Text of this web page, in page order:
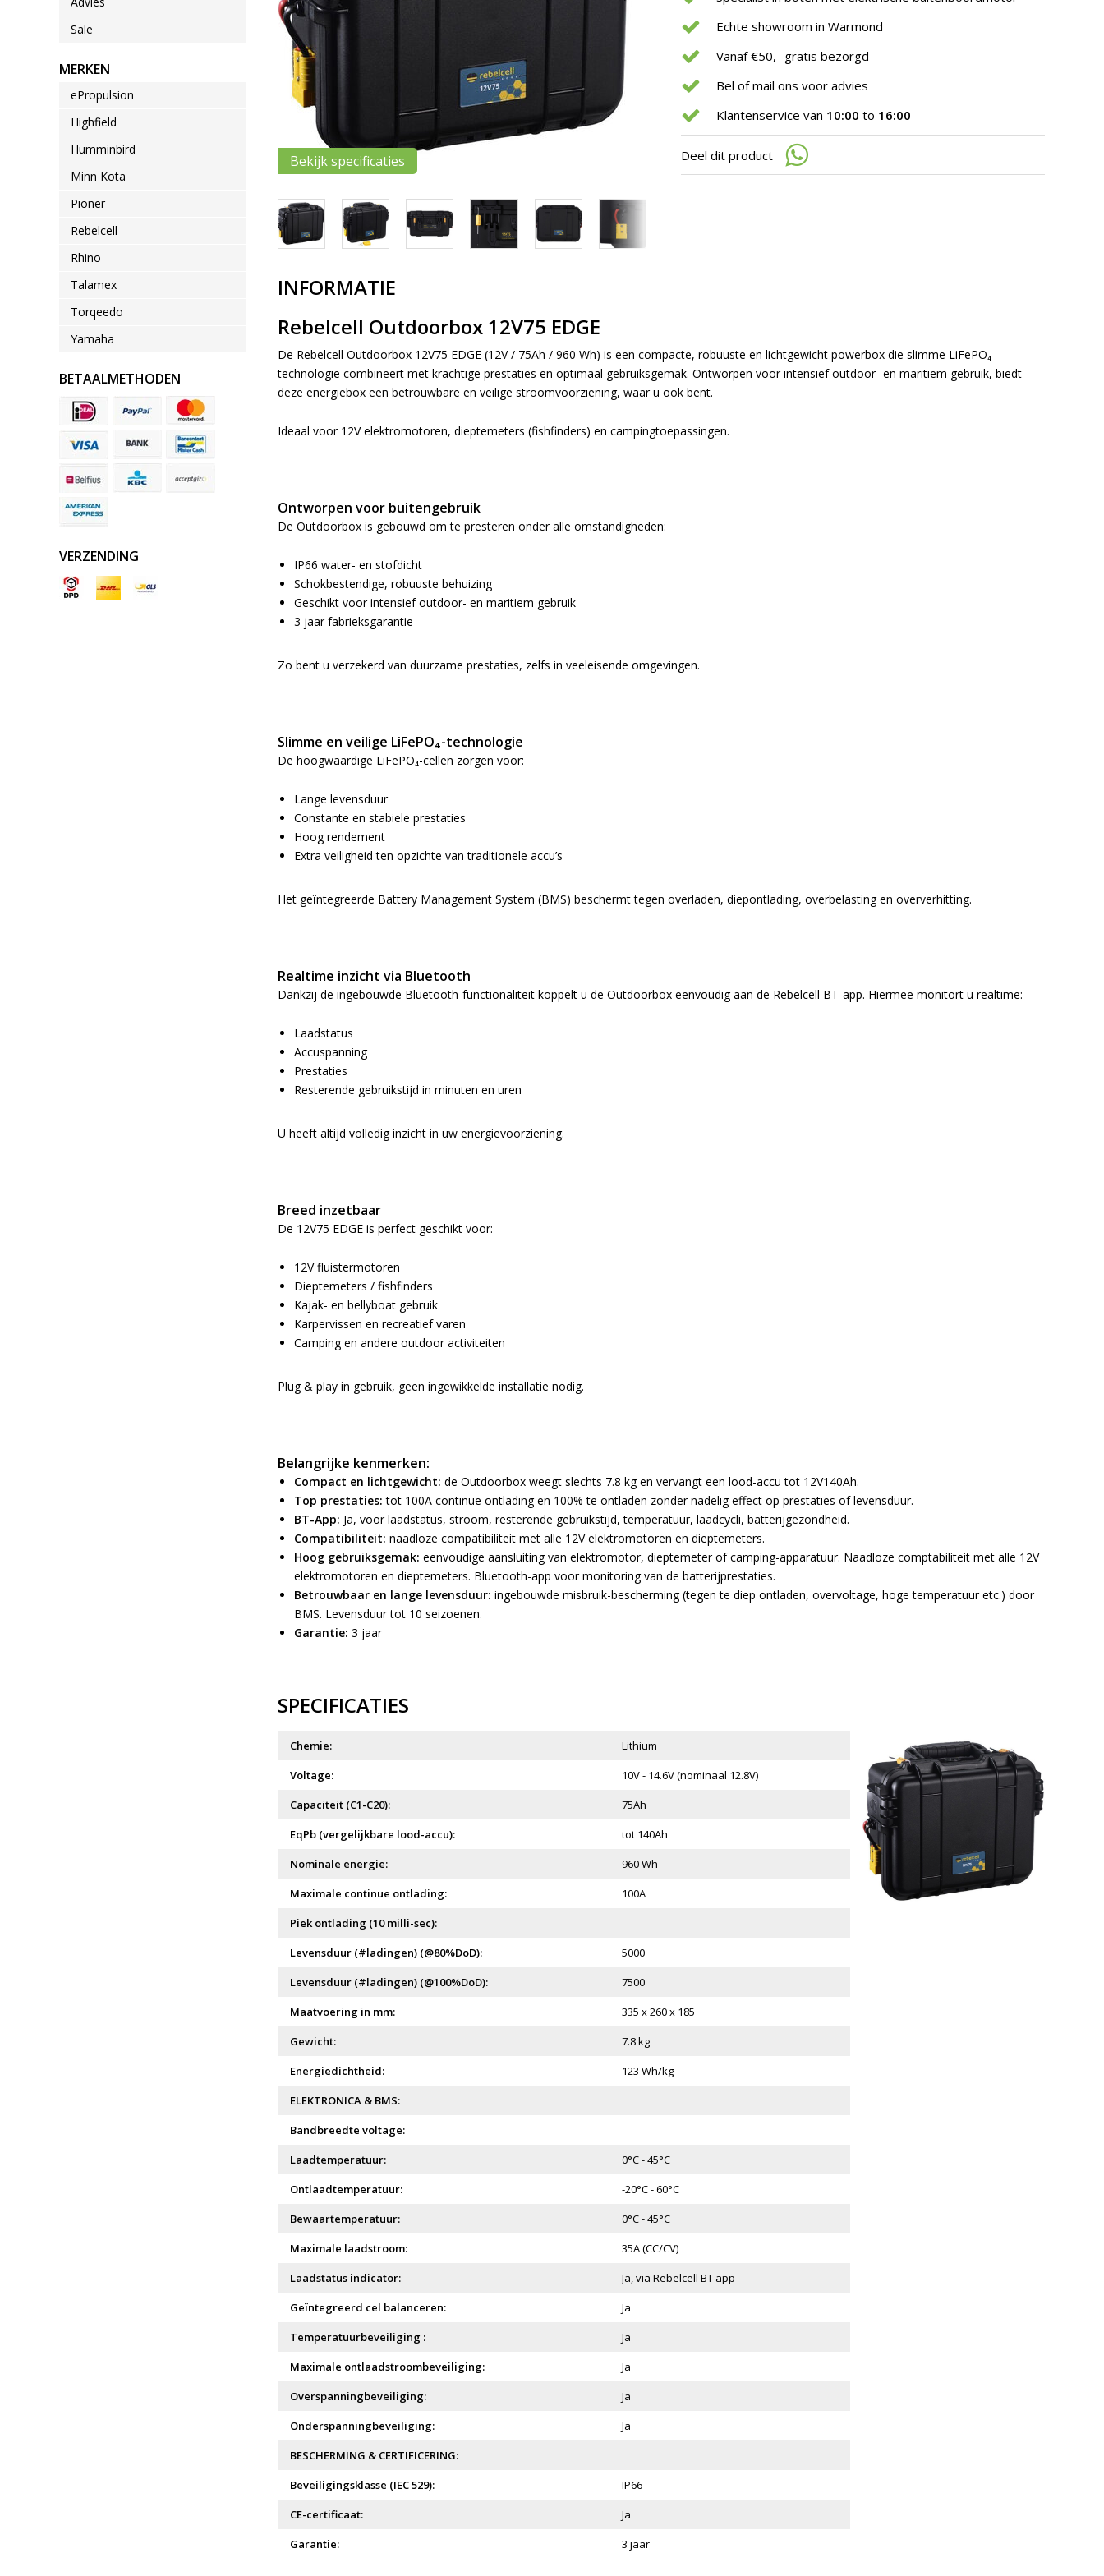
Als
met
aanraaktoetsen
werkt,
kunt
swipetekens
Sale
MERKEN
ePropulsion
Highfield
Humminbird
Minn Kota
Pioner
Rebelcell
Rhino
Talamex
Torqeedo
Yamaha
BETAALMETHODEN
VERZENDING
Bekijk specificaties
Echte showroom in Warmond
Vanaf €50,- gratis bezorgd
Bel of mail ons voor advies
Klantenservice van 10:00 to 16:00
Deel dit product
INFORMATIE
Rebelcell Outdoorbox 12V75 EDGE
De Rebelcell Outdoorbox 12V75 EDGE (12V / 75Ah / 960 Wh) is een compacte, robuuste en lichtgewicht powerbox die slimme LiFePO₄-
technologie combineert met krachtige prestaties en optimaal gebruiksgemak. Ontworpen voor intensief outdoor- en maritiem gebruik, biedt
deze energiebox een betrouwbare en veilige stroomvoorziening, waar u ook bent.
Ideaal voor 12V elektromotoren, dieptemeters (fishfinders) en campingtoepassingen.
Ontworpen voor buitengebruik
De Outdoorbox is gebouwd om te presteren onder alle omstandigheden:
IP66 water- en stofdicht
Schokbestendige, robuuste behuizing
Geschikt voor intensief outdoor- en maritiem gebruik
3 jaar fabrieksgarantie
Zo bent u verzekerd van duurzame prestaties, zelfs in veeleisende omgevingen.
Slimme en veilige LiFePO₄-technologie
De hoogwaardige LiFePO₄-cellen zorgen voor:
Lange levensduur
Constante en stabiele prestaties
Hoog rendement
Extra veiligheid ten opzichte van traditionele accu’s
Het geïntegreerde Battery Management System (BMS) beschermt tegen overladen, diepontlading, overbelasting en oververhitting.
Realtime inzicht via Bluetooth
Dankzij de ingebouwde Bluetooth-functionaliteit koppelt u de Outdoorbox eenvoudig aan de Rebelcell BT-app. Hiermee monitort u realtime:
Laadstatus
Accuspanning
Prestaties
Resterende gebruikstijd in minuten en uren
U heeft altijd volledig inzicht in uw energievoorziening.
Breed inzetbaar
De 12V75 EDGE is perfect geschikt voor:
12V fluistermotoren
Dieptemeters / fishfinders
Kajak- en bellyboat gebruik
Karpervissen en recreatief varen
Camping en andere outdoor activiteiten
Plug & play in gebruik, geen ingewikkelde installatie nodig.
Belangrijke kenmerken:
Compact en lichtgewicht: de Outdoorbox weegt slechts 7.8 kg en vervangt een lood-accu tot 12V140Ah.
Top prestaties: tot 100A continue ontlading en 100% te ontladen zonder nadelig effect op prestaties of levensduur.
BT-App: Ja, voor laadstatus, stroom, resterende gebruikstijd, temperatuur, laadcycli, batterijgezondheid.
Compatibiliteit: naadloze compatibiliteit met alle 12V elektromotoren en dieptemeters.
Hoog gebruiksgemak: eenvoudige aansluiting van elektromotor, dieptemeter of camping-apparatuur. Naadloze comptabiliteit met alle 12V
elektromotoren en dieptemeters. Bluetooth-app voor monitoring van de batterijprestaties.
Betrouwbaar en lange levensduur: ingebouwde misbruik-bescherming (tegen te diep ontladen, overvoltage, hoge temperatuur etc.) door
BMS. Levensduur tot 10 seizoenen.
Garantie: 3 jaar
SPECIFICATIES
Chemie:
Lithium
Voltage:
10V - 14.6V (nominaal 12.8V)
Capaciteit (C1-C20):
75Ah
EqPb (vergelijkbare lood-accu):
tot 140Ah
Nominale energie:
960 Wh
Maximale continue ontlading:
100A
Piek ontlading (10 milli-sec):
Levensduur (#ladingen) (@80%DoD):
5000
Levensduur (#ladingen) (@100%DoD):
7500
Maatvoering in mm:
335 x 260 x 185
Gewicht:
7.8 kg
Energiedichtheid:
123 Wh/kg
ELEKTRONICA & BMS:
Bandbreedte voltage:
Laadtemperatuur:
0°C - 45°C
Ontlaadtemperatuur:
-20°C - 60°C
Bewaartemperatuur:
0°C - 45°C
Maximale laadstroom:
35A (CC/CV)
Laadstatus indicator:
Ja, via Rebelcell BT app
Geïntegreerd cel balanceren:
Ja
Temperatuurbeveiliging :
Ja
Maximale ontlaadstroombeveiliging:
Ja
Overspanningbeveiliging:
Ja
Onderspanningbeveiliging:
Ja
BESCHERMING & CERTIFICERING:
Beveiligingsklasse (IEC 529):
IP66
CE-certificaat:
Ja
Garantie:
3 jaar